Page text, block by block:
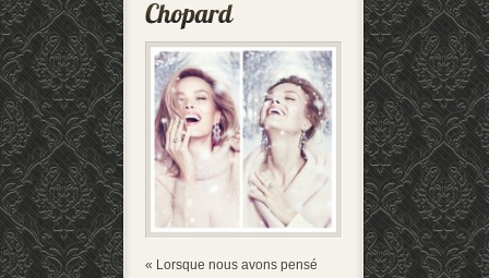
« Lorsque nous avons pensé